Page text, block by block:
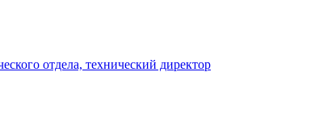
отдела, технический директор